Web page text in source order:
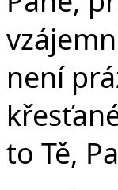
není
to Tě,